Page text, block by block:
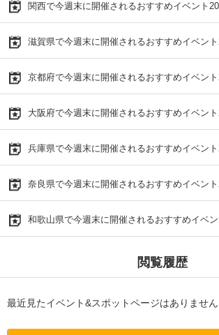
関西で今週末に開催されるおすすめイベント
滋賀県で今週末に開催されるおすすめイベン
京都府で今週末に開催されるおすすめイベン
大阪府で今週末に開催されるおすすめイベン
兵庫県で今週末に開催されるおすすめイベン
奈良県で今週末に開催されるおすすめイベン
和歌山県で今週末に開催されるおすすめイベ
閲覧履歴
最近見たイベント&スポットページはありません